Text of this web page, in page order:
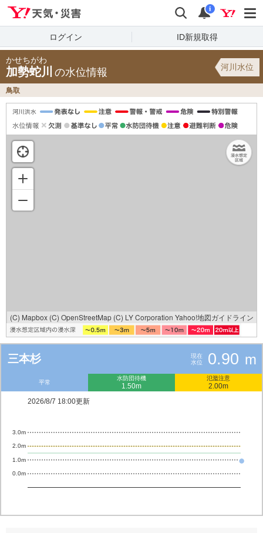
検索 通知
i
ログイン ID新規取得
かせちがわ
加勢蛇川 の水位情報 河川水位
鳥取
(C) Mapbox (C) OpenStreetMap (C) LY Corporation Yahoo!地図ガイドライン
三本杉
現在
水位
0.90 m
平常
水防団待機
1.50m
氾濫注意
2.00m
2026/8/7 18:00更新
0.0m
1.0m
2.0m
3.0m